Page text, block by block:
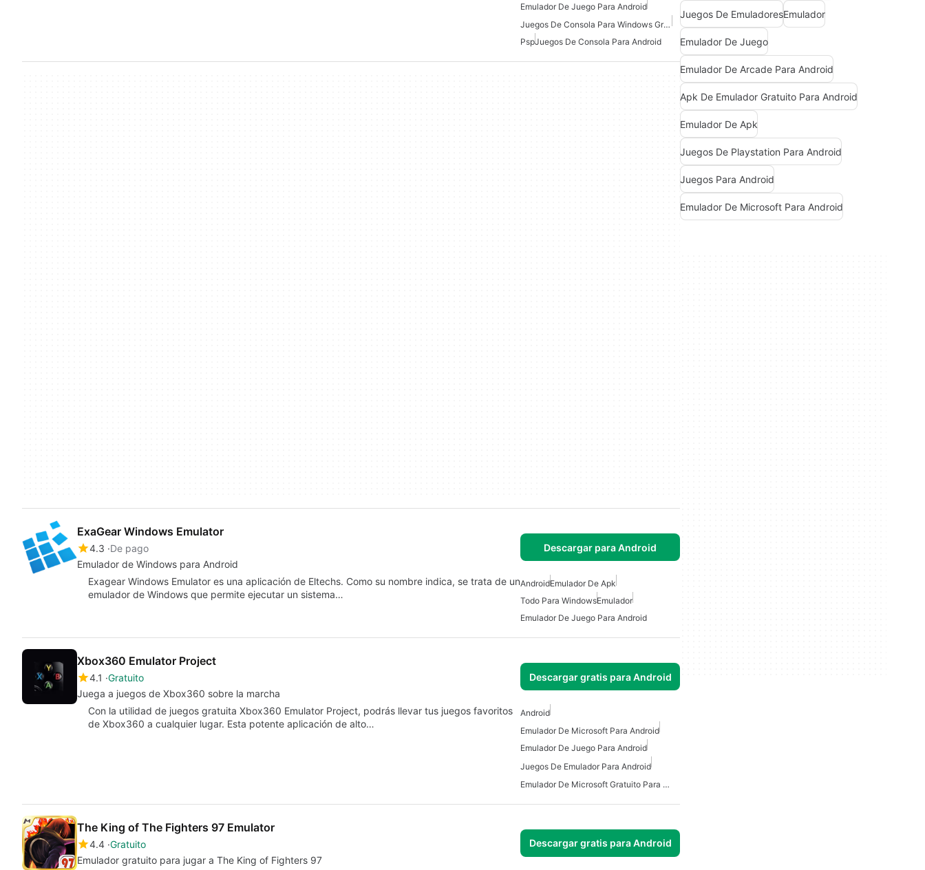
Emulador De Juego Para Android
Juegos De Consola Para Windows Gratis
PspJuegos De Consola Para Android
ExaGear Windows Emulator
4.3 De pago
Emulador de Windows para Android
Descargar para Android
Exagear Windows Emulator es una aplicación de Eltechs. Como su nombre indica, se trata de un
emulador de Windows que permite ejecutar un sistema…
AndroidEmulador De Apk
Todo Para WindowsEmulador
Emulador De Juego Para Android
Xbox360 Emulator Project
4.1 Gratuito
Juega a juegos de Xbox360 sobre la marcha
Descargar gratis para Android
Con la utilidad de juegos gratuita Xbox360 Emulator Project, podrás llevar tus juegos favoritos
de Xbox360 a cualquier lugar. Esta potente aplicación de alto…
Android
Emulador De Microsoft Para Android
Emulador De Juego Para Android
Juegos De Emulador Para Android
Emulador De Microsoft Gratuito Para Android
The King of The Fighters 97 Emulator
4.4 Gratuito
Emulador gratuito para jugar a The King of Fighters 97
Descargar gratis para Android
Juegos De EmuladoresEmulador
Emulador De Juego
Emulador De Arcade Para Android
Apk De Emulador Gratuito Para Android
Emulador De Apk
Juegos De Playstation Para Android
Juegos Para Android
Emulador De Microsoft Para Android